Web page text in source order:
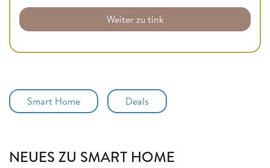
Weiter zu tink
Smart Home Deals
NEUES ZU SMART HOME